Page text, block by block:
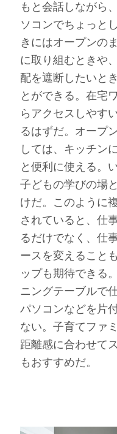
もと会話しながら
ソコンでちょっと
きにはオープンの
に取り組むときや
配を遮断したいと
とができる。在宅
らアクセスしやす
るはずだ。オープ
しては、キッチン
と便利に使える。
子どもの学びの場
けだ。このように
されていると、仕
るだけでなく、仕
ースを変えること
ップも期待できる
ニングテーブルで
パソコンなどを片
ない。子育てファ
距離感に合わせて
もおすすめだ。